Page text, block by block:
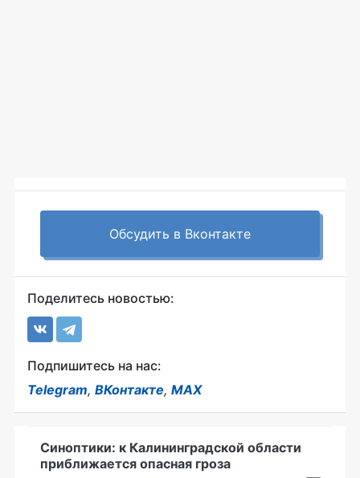
Обсудить в Вконтакте
Поделитесь новостью:
Подпишитесь на нас:
Telegram, ВКонтакте, MAX
Синоптики: к Калининградской области
приближается опасная гроза